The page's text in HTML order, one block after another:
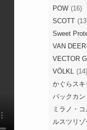
POW (16)
SCOTT
Sweet
VAN
VECTOR
VÖLKL (14)
かぐらスキ
バックカン
ミラノ・
ルスツリゾ